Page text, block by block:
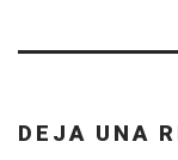
DEJA UNA